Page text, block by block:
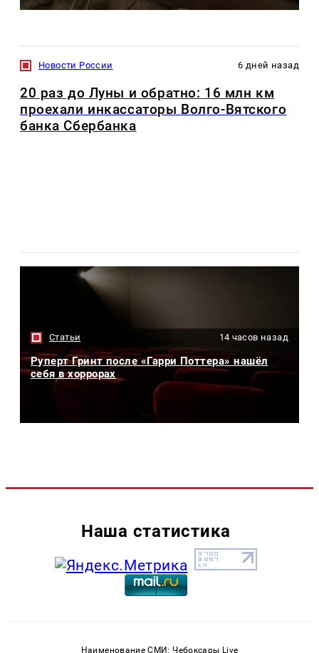
Новости России 6 дней назад
20 раз до Луны и обратно: 16 млн км
проехали инкассаторы Волго-Вятского
банка Сбербанка
Статьи 14 часов назад
Руперт Гринт после «Гарри Поттера» нашёл
себя в хоррорах
Наша статистика
Наименование СМИ: Чебоксары Live